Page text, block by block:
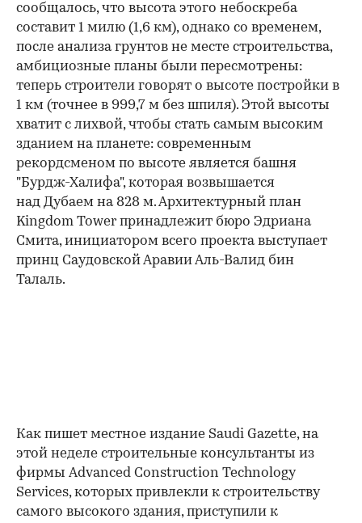
сообщалось, что высота этого небоскреба
составит 1 милю (1,6 км), однако со временем,
после анализа грунтов не месте строительства,
амбициозные планы были пересмотрены:
теперь строители говорят о высоте постройки в
1 км (точнее в 999,7 м без шпиля). Этой высоты
хватит с лихвой, чтобы стать самым высоким
зданием на планете: современным
рекордсменом по высоте является башня
"Бурдж-Халифа", которая возвышается
над Дубаем на 828 м. Архитектурный план
Kingdom Tower принадлежит бюро Эдриана
Смита, инициатором всего проекта выступает
принц Саудовской Аравии Аль-Валид бин
Талаль.
Как пишет местное издание Saudi Gazette, на
этой неделе строительные консультанты из
фирмы Advanced Construction Technology
Services, которых привлекли к строительству
самого высокого здания, приступили к